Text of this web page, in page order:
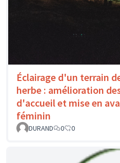
Éclairage d'un terrain
herbe : amélioration
d'accueil et mise en
féminin
DURAND 0 0